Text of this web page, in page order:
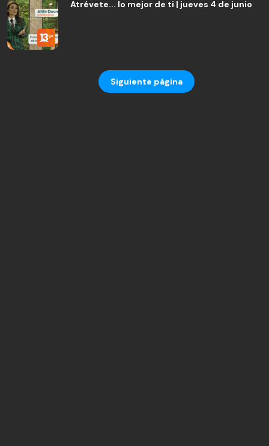
Atrévete... lo mejor de ti | jueves 4 de junio
Siguiente página